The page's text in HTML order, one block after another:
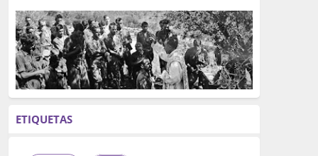
ETIQUETAS